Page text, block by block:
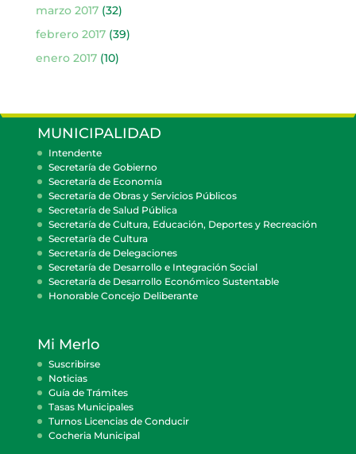
marzo 2017(32)
febrero 2017(39)
enero 2017(10)
MUNICIPALIDAD
Intendente
Secretaría de Gobierno
Secretaría de Economía
Secretaría de Obras y Servicios Públicos
Secretaría de Salud Pública
Secretaría de Cultura, Educación, Deportes y Recreación
Secretaría de Cultura
Secretaría de Delegaciones
Secretaría de Desarrollo e Integración Social
Secretaría de Desarrollo Económico Sustentable
Honorable Concejo Deliberante
Mi Merlo
Suscribirse
Noticias
Guía de Trámites
Tasas Municipales
Turnos Licencias de Conducir
Cocheria Municipal